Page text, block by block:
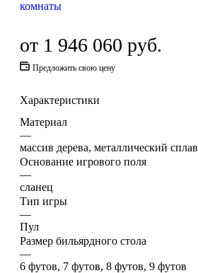
от 1 946 060 руб.
Предложить свою цену
Характеристики
Материал
—
массив дерева, металлический сплав
Основание игрового поля
—
сланец
Тип игры
—
Пул
Размер бильярдного стола
—
6 футов, 7 футов, 8 футов, 9 футов